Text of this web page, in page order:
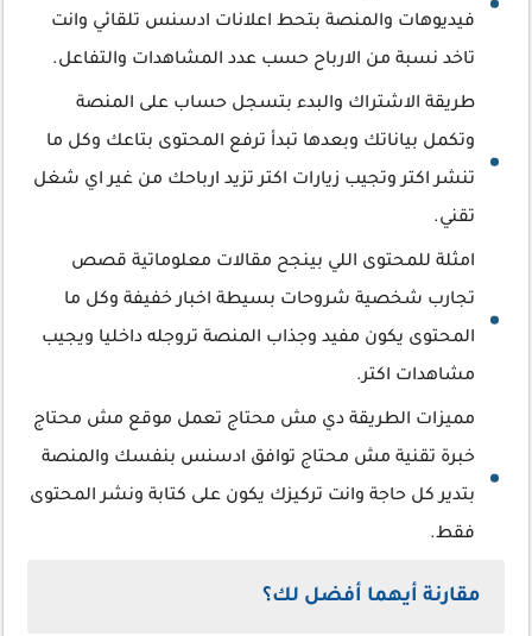
فيديوهات والمنصة بتحط اعلانات ادسنس تلقائي وانت
تاخد نسبة من الارباح حسب عدد المشاهدات والتفاعل.
طريقة الاشتراك والبدء بتسجل حساب على المنصة
وتكمل بياناتك وبعدها تبدأ ترفع المحتوى بتاعك وكل ما
تنشر اكتر وتجيب زيارات اكتر تزيد ارباحك من غير اي شغل
تقني.
امثلة للمحتوى اللي بينجح مقالات معلوماتية قصص
تجارب شخصية شروحات بسيطة اخبار خفيفة وكل ما
المحتوى يكون مفيد وجذاب المنصة تروجله داخليا ويجيب
مشاهدات اكتر.
مميزات الطريقة دي مش محتاج تعمل موقع مش محتاج
خبرة تقنية مش محتاج توافق ادسنس بنفسك والمنصة
بتدير كل حاجة وانت تركيزك يكون على كتابة ونشر المحتوى
فقط.
مقارنة أيهما أفضل لك؟